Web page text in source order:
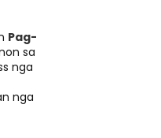
Pag-
sa
nga
nga